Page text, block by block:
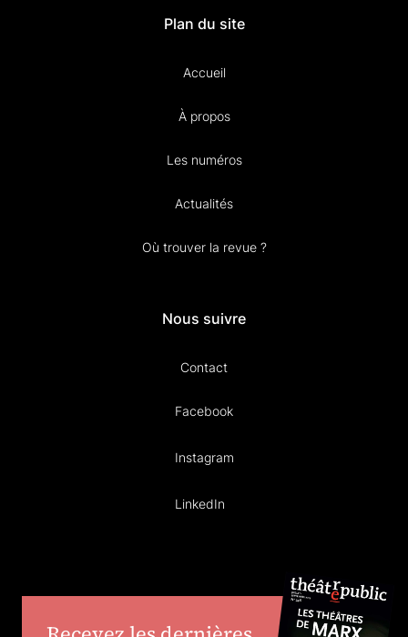
Plan du site
Accueil
À propos
Les numéros
Actualités
Où trouver la revue ?
Nous suivre
Contact
Facebook
Instagram
LinkedIn